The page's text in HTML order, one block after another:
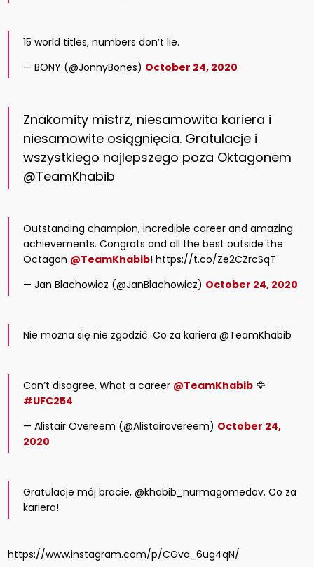
15 world titles, numbers don’t lie.
— BONY (@JonnyBones) October 24, 2020
Znakomity mistrz, niesamowita kariera i
niesamowite osiągnięcia. Gratulacje i
wszystkiego najlepszego poza Oktagonem
@TeamKhabib
Outstanding champion, incredible career and amazing
achievements. Congrats and all the best outside the
Octagon @TeamKhabib! https://t.co/Ze2CZrcSqT
— Jan Blachowicz (@JanBlachowicz) October 24, 2020
Nie można się nie zgodzić. Co za kariera @TeamKhabib
Can’t disagree. What a career @TeamKhabib 🦅
#UFC254
— Alistair Overeem (@Alistairovereem) October 24,
2020
Gratulacje mój bracie, @khabib_nurmagomedov. Co za
kariera!
https://www.instagram.com/p/CGva_6ug4qN/